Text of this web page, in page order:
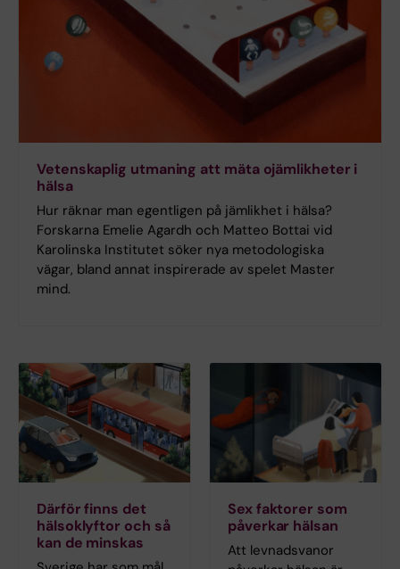
Vetenskaplig utmaning att mäta ojämlikheter i
hälsa
Hur räknar man egentligen på jämlikhet i hälsa?
Forskarna Emelie Agardh och Matteo Bottai vid
Karolinska Institutet söker nya metodologiska
vägar, bland annat inspirerade av spelet Master
mind.
Därför finns det
hälsoklyftor och så
kan de minskas
Sex faktorer som
påverkar hälsan
Att levnadsvanor